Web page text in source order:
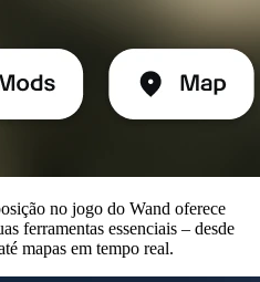
no jogo do Wand oferece
ferramentas essenciais – desde
mapas em tempo real.